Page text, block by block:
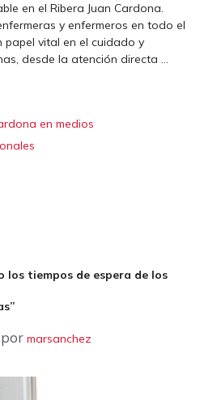
en el Ribera Juan Cardona.
y enfermeros en todo el
papel vital en el cuidado y
desde la atención directa …
en medios
los tiempos de espera de los
por marsanchez